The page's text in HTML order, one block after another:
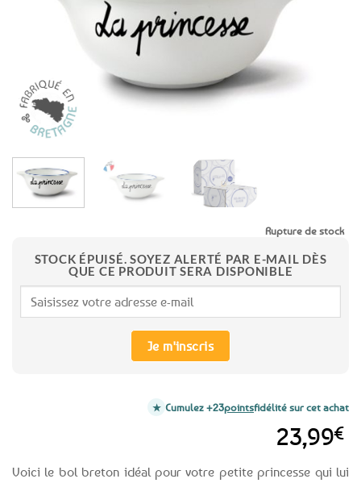
Voici le bol breton idéal pour votre petite princesse qui lui
23,99€
Rupture de stock
STOCK ÉPUISÉ. SOYEZ ALERTÉ PAR E-MAIL DÈS
QUE CE PRODUIT SERA DISPONIBLE
Je m'inscris
Cumulez +23pointsfidélité sur cet achat